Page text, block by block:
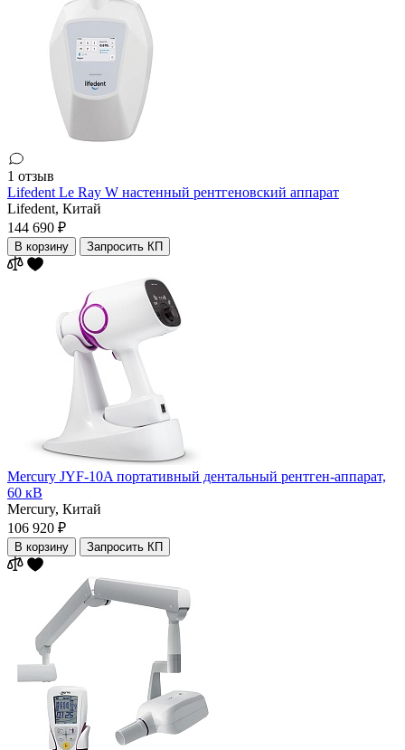
1 отзыв
Lifedent Le Ray W настенный рентгеновский аппарат
Lifedent, Китай
144 690 ₽
В корзину Запросить КП
Mercury JYF-10A портативный дентальный рентген-аппарат,
60 кВ
Mercury, Китай
106 920 ₽
В корзину Запросить КП